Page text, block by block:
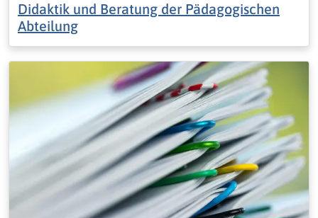
Didaktik und Beratung der Pädagogischen
Abteilung